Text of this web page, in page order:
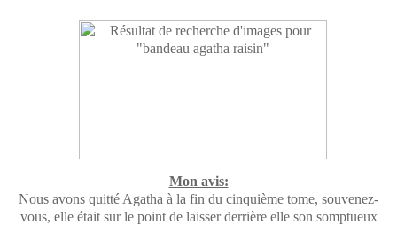
Mon avis:
Nous avons quitté Agatha à la fin du cinquième tome, souvenez-
vous, elle était sur le point de laisser derrière elle son somptueux